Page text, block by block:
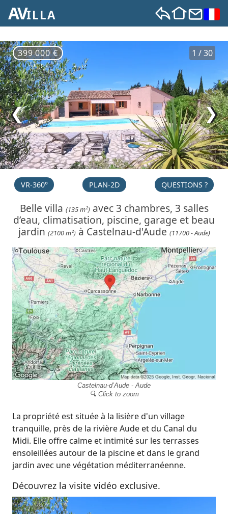
AVILLA
1 / 30
399 000 €
❯
❮
VR-360° PLAN-2D QUESTIONS ?
Belle villa (135 m²)avec 3 chambres, 3 salles
d’eau, climatisation, piscine, garage et beau
jardin (2100 m²)à Castelnau-d'Aude (11700 - Aude)
Castelnau-d’Aude - Aude
🔍 Click to zoom
La propriété est située à la lisière d'un village
tranquille, près de la rivière Aude et du Canal du
Midi. Elle offre calme et intimité sur les terrasses
ensoleillées autour de la piscine et dans le grand
jardin avec une végétation méditerranéenne.
Découvrez la visite vidéo exclusive.